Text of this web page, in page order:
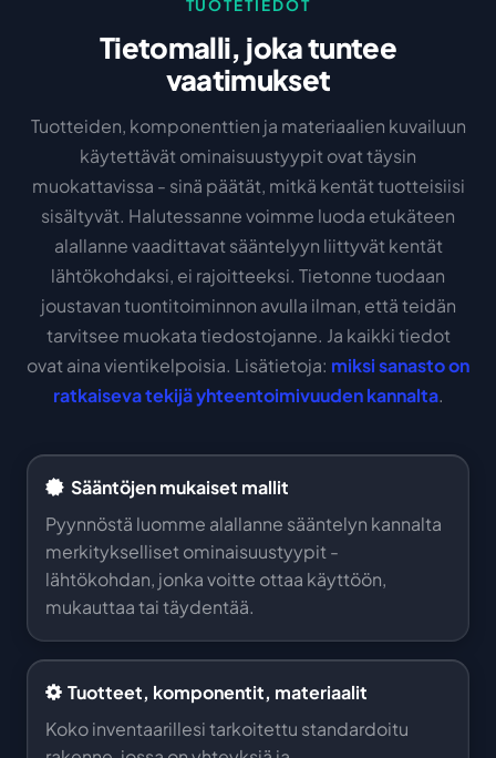
TUOTETIEDOT
Tietomalli, joka tuntee
vaatimukset
Tuotteiden, komponenttien ja materiaalien kuvailuun
käytettävät ominaisuustyypit ovat täysin
muokattavissa - sinä päätät, mitkä kentät tuotteisiisi
sisältyvät. Halutessanne voimme luoda etukäteen
alallanne vaadittavat sääntelyyn liittyvät kentät
lähtökohdaksi, ei rajoitteeksi. Tietonne tuodaan
joustavan tuontitoiminnon avulla ilman, että teidän
tarvitsee muokata tiedostojanne. Ja kaikki tiedot
ovat aina vientikelpoisia. Lisätietoja: miksi sanasto on
ratkaiseva tekijä yhteentoimivuuden kannalta.
Sääntöjen mukaiset mallit
Pyynnöstä luomme alallanne sääntelyn kannalta
merkitykselliset ominaisuustyypit -
lähtökohdan, jonka voitte ottaa käyttöön,
mukauttaa tai täydentää.
Tuotteet, komponentit, materiaalit
Koko inventaarillesi tarkoitettu standardoitu